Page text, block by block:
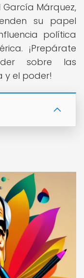
Márquez,
su papel
política
¡Prepárate
sobre las
y el poder!